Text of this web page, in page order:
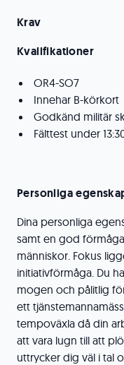
Krav
Kvalifikationer
OR4-SO7
Innehar B-körkort
Godkänd militär
Fälttest under
Personliga
Dina personliga
samt en god
människor. Fokus
initiativförmåga. Du
mogen och pålitlig
ett
tempoväxla då din
att vara lugn till att
uttrycker dig väl i tal